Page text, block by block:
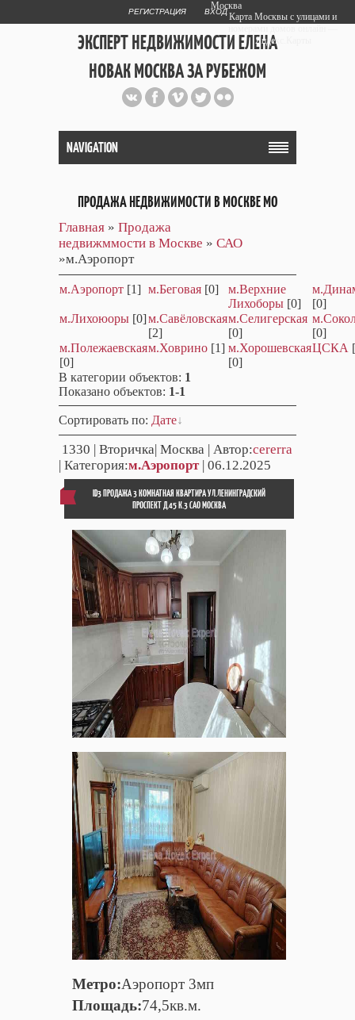
РЕГИСТРАЦИЯ ВХОД
ЭКСПЕРТ НЕДВИЖИМОСТИ ЕЛЕНА
НОВАК МОСКВА ЗА РУБЕЖОМ
Публичный сайт эксперта автора
web дизайнера+7 903 708 1884
NAVIGATION
ПРОДАЖА НЕДВИЖИМОСТИ В МОСКВЕ МО
Главная » Продажа
недвижммости в Москве » САО
»м.Аэропорт
м.Аэропорт [1] м.Беговая [0]
м.Верхние
Лихоборы [0]
[0]
м.Лихоюоры [0]м.Савёловская
[2]
м.Селигерская
[0]
[0]
м.Полежаевская
[0]
м.Ховрино [1] м.Хорошевская
[0]
ЦСКА
В категории объектов: 1
Показано объектов: 1-1
Сортировать по: Дате
1330 | Вторичка| Москва | Автор:cererra
| Категория:м.Аэропорт| 06.12.2025
ID3 ПРОДАЖА 3 КОМНАТНАЯ КВАРТИРА УЛ.ЛЕНИНГРАДСКИЙ
ПРОСПЕКТ Д.45 К.3 САО МОСКВА
Метро:Аэропорт 3мп
Площадь:74,5кв.м.
Москва
Карта Москвы с улицами и
Яндекс.Карты